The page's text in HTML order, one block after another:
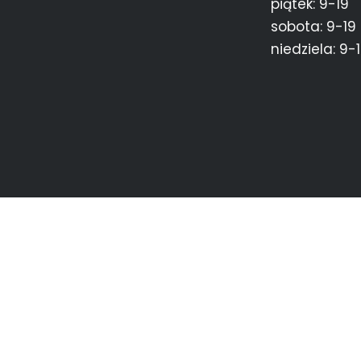
piątek: 9-19
sobota: 9-19
niedziela: 9-